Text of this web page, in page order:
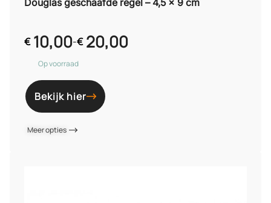
Douglas geschaafde regel – 4,5 x 9 cm
€10,00-€20,00
Op voorraad
Bekijk hier
Meer opties